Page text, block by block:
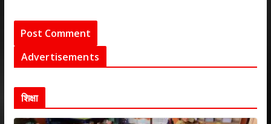
Advertisements
शिक्षा